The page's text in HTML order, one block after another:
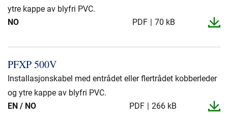
ytre kappe av blyfri PVC.
NO
PDF 70 kB
PFXP 500V
Installasjonskabel med entrådet eller flertrådet kobberleder
og ytre kappe av blyfri PVC.
EN / NO
PDF 266 kB